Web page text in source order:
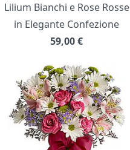
Lilium Bianchi e Rose Rosse
in Elegante Confezione
59,00€